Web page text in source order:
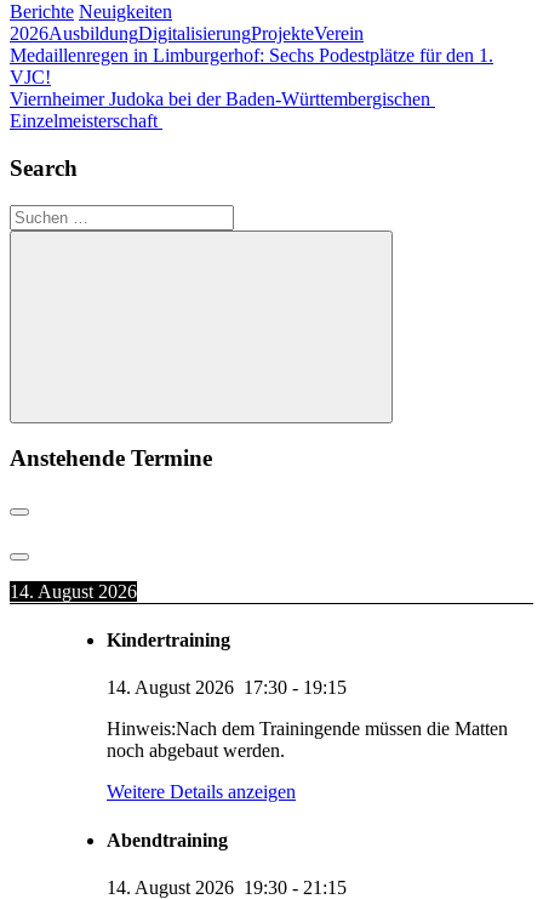
Berichte Neuigkeiten
2026AusbildungDigitalisierungProjekteVerein
Beitragsnavigation
Vorheriger
Beitrag:
Medaillenregen in Limburgerhof: Sechs Podestplätze für den 1.
VJC!
Nächster
Beitrag:
Viernheimer Judoka bei der Baden-Württembergischen
Einzelmeisterschaft
Search
Suchen
nach:
Suchen
Anstehende Termine
14. August 2026
Kindertraining
14. August 2026 17:30 - 19:15
Hinweis:Nach dem Trainingende müssen die Matten
noch abgebaut werden.
Weitere Details anzeigen
Abendtraining
14. August 2026 19:30 - 21:15